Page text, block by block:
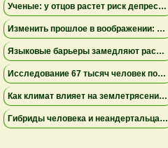
Ученые: у отцов растет риск депрессии через год после рождения ребенка
Изменить прошлое в воображении: как работа с воспоминаниями снижает страх неудачи
Языковые барьеры замедляют распространение знаний и инноваций — результаты исследования
Исследование 67 тысяч человек показало неожиданные факты о сексуальном влечении и возрасте
Как климат влияет на землетрясения: учёные установили связь между изменением уровня озера Туркана и тектонической активностью
Гибриды человека и неандертальца могли вымирать из-за несовместимости крови — новое исследование